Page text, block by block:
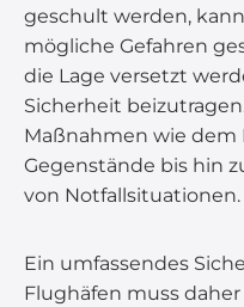
geschult werden,
mögliche Gefahren
die Lage versetzt
Sicherheit
Maßnahmen wie
Gegenstände bis hin
von Notfallsituationen.
Ein umfassendes
Flughäfen muss